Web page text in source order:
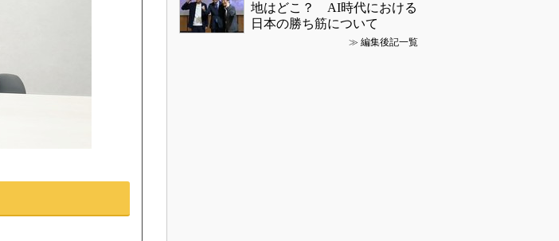
地はどこ？ AI時代における
日本の勝ち筋について
≫ 編集後記一覧